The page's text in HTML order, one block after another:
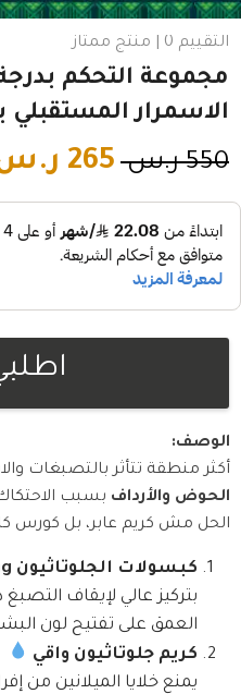
التقييم 0 | منتج ممتاز
مجموعة التحكم
الاسمرار
550 ر.س 265
الوصف:
أكثر منطقة تتأثر بالتصبغات
الحوض والأرداف بسبب
الحل مش كريم عابر، بل كورس
كبسولات الجلوتاثيون 1000mg
بتركيز عالي لإيقاف
العمق على تفتيح لون
كريم جلوتاثيون واقي
يمنع خلايا الميلانين من